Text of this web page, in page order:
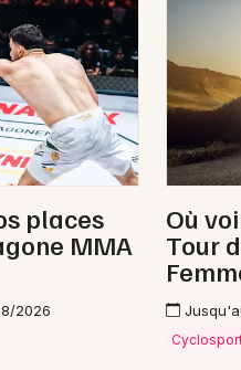
Newsletter des sorties
Artistes en tournée
Actus dans l' Orne
Magazine dans l' Orne
places
MMA
2026
Où
Tour